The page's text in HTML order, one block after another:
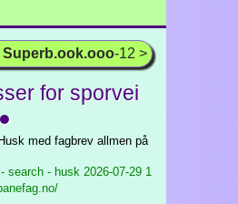
Superb.ook.ooo-12 >
for sporvei
med fagbrev allmen på
search - husk 2026-07-29 1